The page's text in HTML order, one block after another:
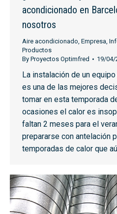
acondicionado en
nosotros
Aire acondicionado, Empresa,
Productos
By Proyectos Optimfred 19/04/
La instalación de un
es una de las mejores
tomar en esta temporada
ocasiones el calor es
faltan 2 meses para el
prepararse con antelación
temporadas de calor que